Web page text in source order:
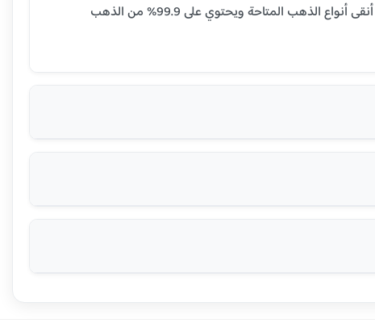
سعر جرام الذهب عيار 24 قيراط في جواتيمالا اليوم هو 1040 كوازال غواتيمالي. عيار 24 هو أنقى أنواع الذهب المتاحة ويحتوي على 99.9% من الذهب